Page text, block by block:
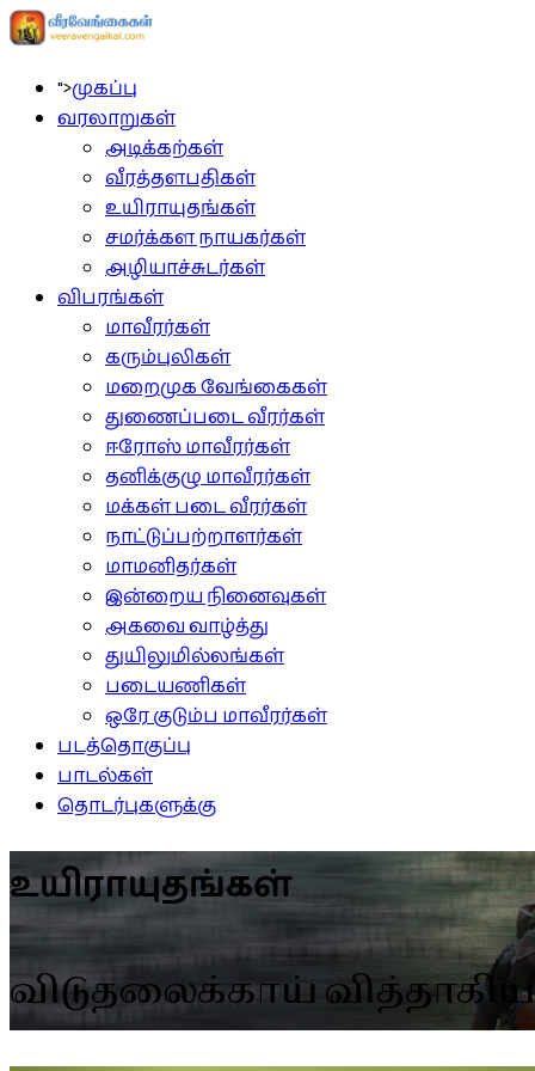
">முகப்பு
வரலாறுகள்
அடிக்கற்கள்
வீரத்தளபதிகள்
உயிராயுதங்கள்
சமர்க்கள நாயகர்கள்
அழியாச்சுடர்கள்
விபரங்கள்
மாவீரர்கள்
கரும்புலிகள்
மறைமுக வேங்கைகள்
துணைப்படை வீரர்கள்
ஈரோஸ் மாவீரர்கள்
தனிக்குழு மாவீரர்கள்
மக்கள் படை வீரர்கள்
நாட்டுப்பற்றாளர்கள்
மாமனிதர்கள்
இன்றைய நினைவுகள்
அகவை வாழ்த்து
துயிலுமில்லங்கள்
படையணிகள்
ஒரே குடும்ப மாவீரர்கள்
படத்தொகுப்பு
பாடல்கள்
தொடர்புகளுக்கு
உயிராயுதங்கள்
விடுதலைக்காய்